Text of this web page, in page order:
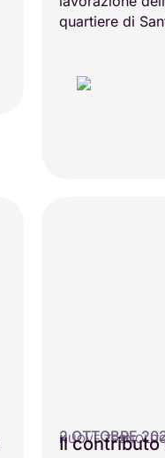
quartiere di
2 OTTOBRE
NUOVE
Il contributo